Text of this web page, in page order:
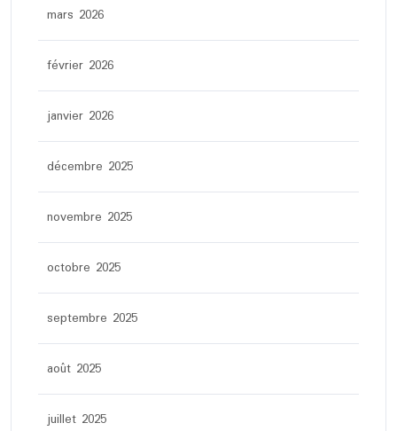
mars 2026
février 2026
janvier 2026
décembre 2025
novembre 2025
octobre 2025
septembre 2025
août 2025
juillet 2025